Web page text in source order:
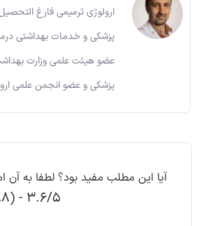
ارولوژی ترمیمی فارغ
پزشکی و خدمات بهداشتی
عضو هیئت علمی وزارت
پزشکی و عضو انجمن علمی
آیا این مطلب مفید بود؟ لطفا به آن
3.6/5 - (188 امتیاز)